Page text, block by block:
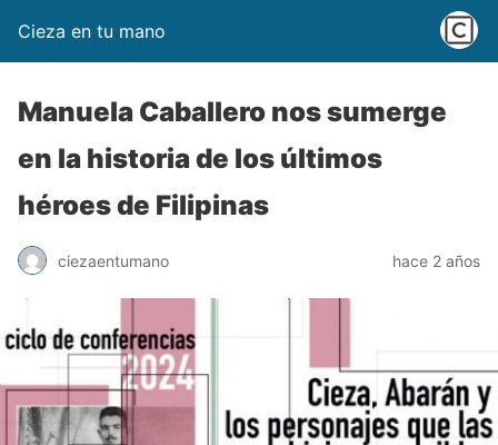
Cieza en tu mano
Manuela Caballero nos sumerge
en la historia de los últimos
héroes de Filipinas
ciezaentumano hace 2 años